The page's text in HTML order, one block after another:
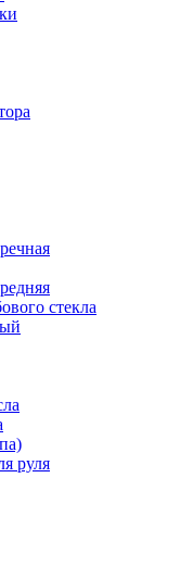
стекла
руля